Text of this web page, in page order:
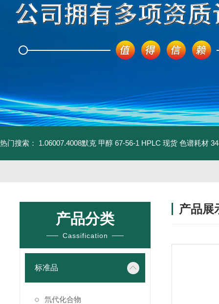
热门搜索： 1.06007.4008默克 甲醇 67-56-1 HPLC 现货 色谱耗材
产品分类
Cassification
标准品
氘代化合物
产品展